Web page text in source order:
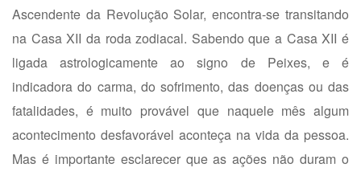
Ascendente da Revolução Solar, encontra-se transitando
na Casa XII da roda zodiacal. Sabendo que a Casa XII é
ligada astrologicamente ao signo de Peixes, e é
indicadora do carma, do sofrimento, das doenças ou das
fatalidades, é muito provável que naquele mês algum
acontecimento desfavorável aconteça na vida da pessoa.
Mas é importante esclarecer que as ações não duram o